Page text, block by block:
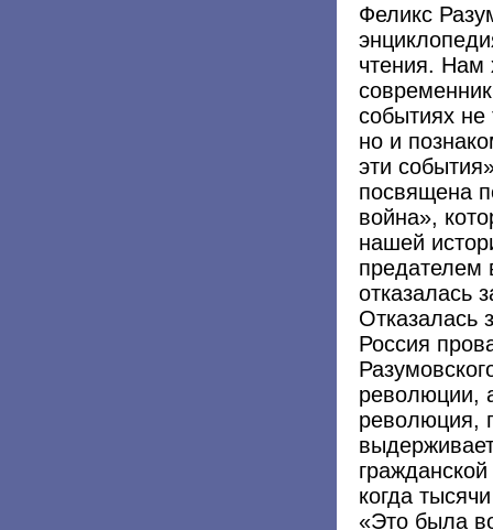
Феликс
чтения. Нам
событиях не
но и
эти
посвящена
война»,
нашей
предателем
отказалась
Отказалась
Россия
революции,
революция,
когда
«Это была